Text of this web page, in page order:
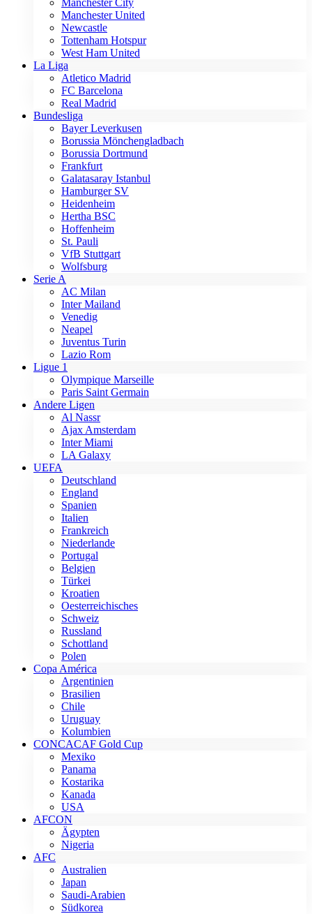
Manchester City
Manchester United
Newcastle
Tottenham Hotspur
West Ham United
La Liga
Atletico Madrid
FC Barcelona
Real Madrid
Bundesliga
Bayer Leverkusen
Borussia Mönchengladbach
Borussia Dortmund
Frankfurt
Galatasaray Istanbul
Hamburger SV
Heidenheim
Hertha BSC
Hoffenheim
St. Pauli
VfB Stuttgart
Wolfsburg
Serie A
AC Milan
Inter Mailand
Venedig
Neapel
Juventus Turin
Lazio Rom
Ligue 1
Olympique Marseille
Paris Saint Germain
Andere Ligen
Al Nassr
Ajax Amsterdam
Inter Miami
LA Galaxy
UEFA
Deutschland
England
Spanien
Italien
Frankreich
Niederlande
Portugal
Belgien
Türkei
Kroatien
Oesterreichisches
Schweiz
Russland
Schottland
Polen
Copa América
Argentinien
Brasilien
Chile
Uruguay
Kolumbien
CONCACAF Gold Cup
Mexiko
Panama
Kostarika
Kanada
USA
AFCON
Ägypten
Nigeria
AFC
Australien
Japan
Saudi-Arabien
Südkorea